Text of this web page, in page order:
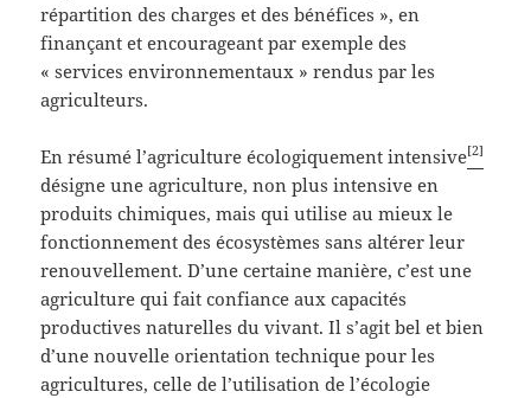
répartition des charges et des bénéfices », en
finançant et encourageant par exemple des
« services environnementaux » rendus par les
agriculteurs.
En résumé l’agriculture écologiquement intensive[2]
désigne une agriculture, non plus intensive en
produits chimiques, mais qui utilise au mieux le
fonctionnement des écosystèmes sans altérer leur
renouvellement. D’une certaine manière, c’est une
agriculture qui fait confiance aux capacités
productives naturelles du vivant. Il s’agit bel et bien
d’une nouvelle orientation technique pour les
agricultures, celle de l’utilisation de l’écologie